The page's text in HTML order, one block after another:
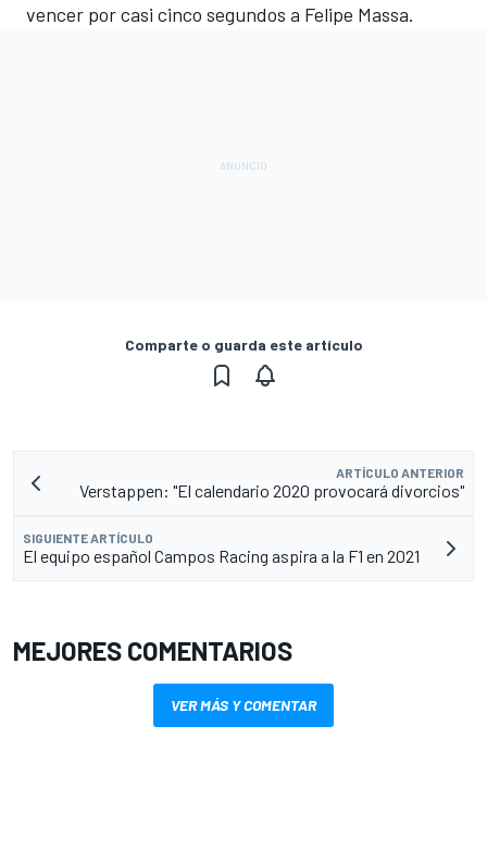
vencer por casi cinco segundos a Felipe Massa.
Comparte o guarda este artículo
ARTÍCULO ANTERIOR
Verstappen: "El calendario 2020 provocará divorcios"
SIGUIENTE ARTÍCULO
El equipo español Campos Racing aspira a la F1 en 2021
MEJORES COMENTARIOS
VER MÁS Y COMENTAR